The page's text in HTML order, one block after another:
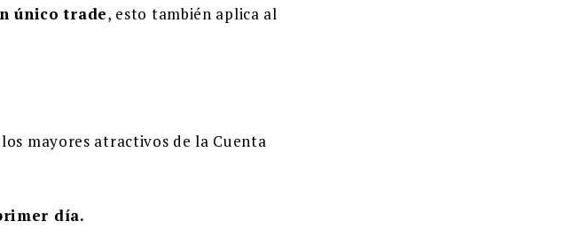
único trade, esto también aplica al
mayores atractivos de la Cuenta
día.